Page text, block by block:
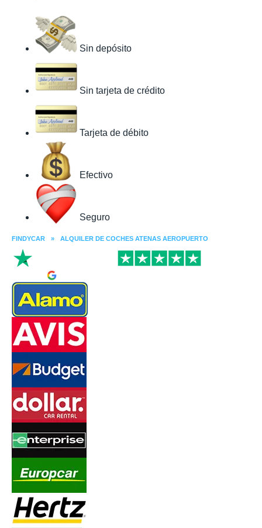
Sin depósito
Sin tarjeta de crédito
Tarjeta de débito
Efectivo
Seguro
FINDYCAR » ALQUILER DE COCHES ATENAS AEROPUERTO